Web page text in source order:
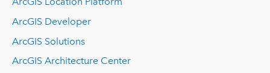
ArcGIS Developer
ArcGIS Solutions
ArcGIS Architecture Center